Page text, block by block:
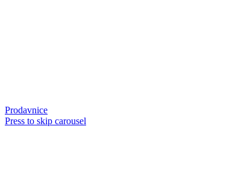
Prodavnice
Press to skip carousel